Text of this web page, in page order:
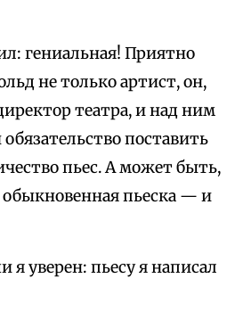
гениальная! Приятно
не только артист, он,
театра, и над ним
поставить
пьес. А может быть,
обыкновенная пьеска — и
я уверен: пьесу я написал